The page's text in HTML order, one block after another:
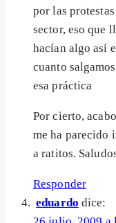
por las
sector, eso que
hacían algo así
cuanto
esa práctica
Por cierto,
me ha parecido
a ratitos.
Responder
eduardo dice: